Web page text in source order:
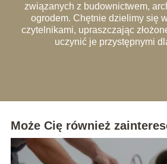
związanych z budownictwem,
ogrodem. Chętnie dzielimy się
czytelnikami, upraszczając
uczynić je przystępnymi
Może Cię również